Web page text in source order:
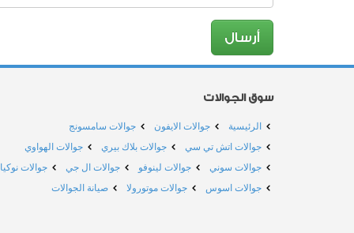
سوق الجوالات
الرئيسية جوالات الايفون
جوالات سامسونج
جوالات اتش تي سي
جوالات بلاك بيري
جوالات الهواوي
جوالات سوني
جوالات لينوفو جوالات ال جي
جوالات نوكيا
جوالات اسوس
جوالات موتورولا صيانة الجوالات